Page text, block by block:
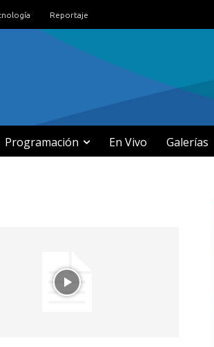
Reportaje
Programación En Vivo Galerías